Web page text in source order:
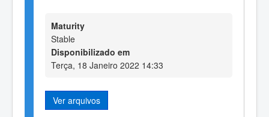
Maturity
Stable
Disponibilizado em
Terça, 18 Janeiro 2022 14:33
Ver arquivos